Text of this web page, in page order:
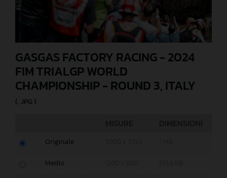
GASGAS FACTORY RACING - 2024
FIM TRIALGP WORLD
CHAMPIONSHIP - ROUND 3, ITALY
(. JPG )
Originale
Medio